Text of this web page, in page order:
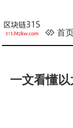
首
一文看懂